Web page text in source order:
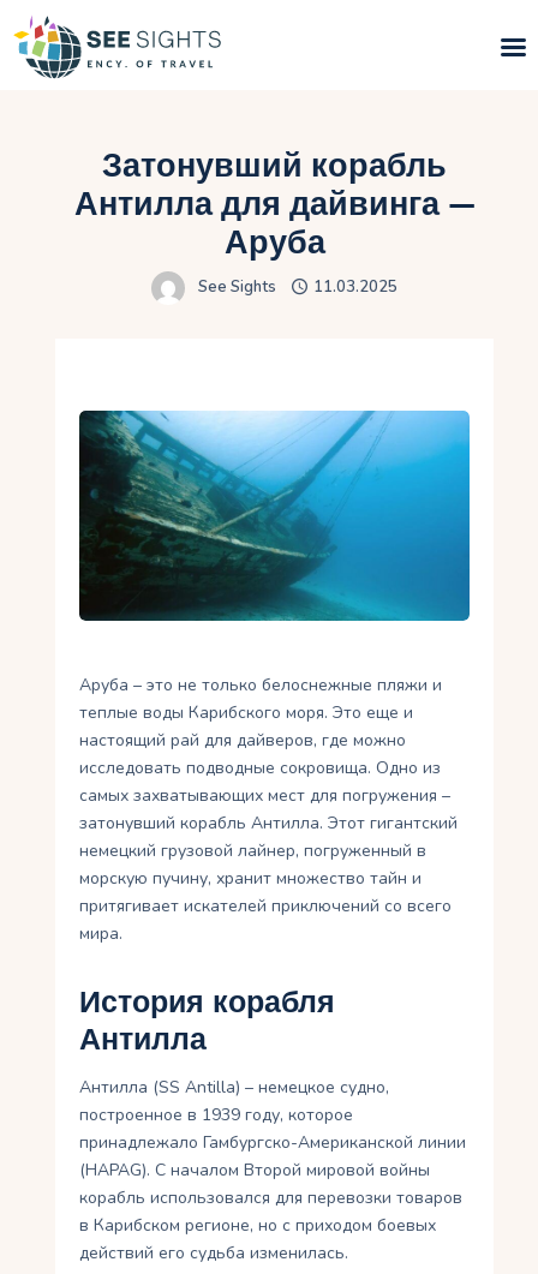
Горящие туры
Блог
Контакты
Укр
Затонувший корабль
Антилла для дайвинга —
Аруба
See Sights 11.03.2025
Аруба – это не только белоснежные пляжи и
теплые воды Карибского моря. Это еще и
настоящий рай для дайверов, где можно
исследовать подводные сокровища. Одно из
самых захватывающих мест для погружения –
затонувший корабль Антилла. Этот гигантский
немецкий грузовой лайнер, погруженный в
морскую пучину, хранит множество тайн и
притягивает искателей приключений со всего
мира.
История корабля
Антилла
Антилла (SS Antilla) – немецкое судно,
построенное в 1939 году, которое
принадлежало Гамбургско-Американской линии
(HAPAG). С началом Второй мировой войны
корабль использовался для перевозки товаров
в Карибском регионе, но с приходом боевых
действий его судьба изменилась.